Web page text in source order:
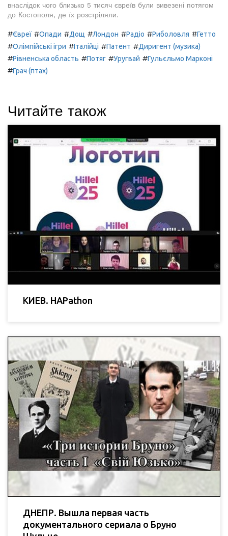
внаслідок чого близько 5 тисяч євреїв були вивезені потягом
до Костополя, де їх розстріляли.
#Євреї #Опади #Дощ #Лондон #Радіо #Риболовля #Гетто
#Олімпійські ігри #Італійці #Патент #Диригент (музика)
#Рівненська область #Потяг #Уругвай #Гульєльмо Марконі
#Грач (птах)
Читайте також
КИЕВ. HAPathon
ДНЕПР. Вышла первая часть
документального сериала о Бруно